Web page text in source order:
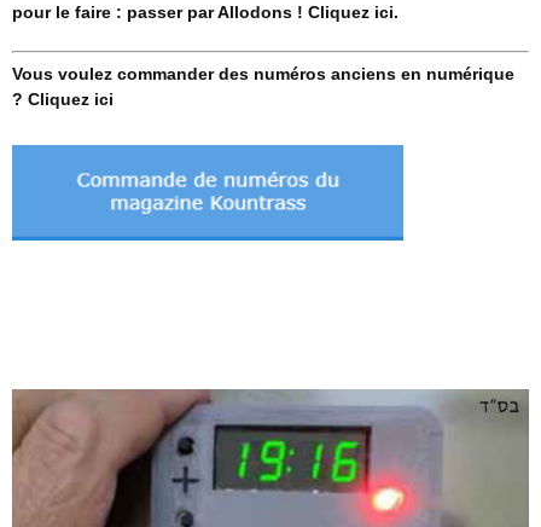
pour le faire : passer par Allodons ! Cliquez ici.
Vous voulez commander des numéros anciens en numérique
? Cliquez ici